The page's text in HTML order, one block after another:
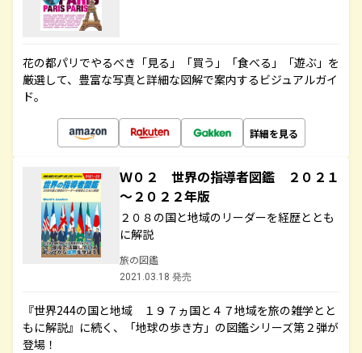
花の都パリでやるべき「見る」「買う」「食べる」「遊ぶ」を
厳選して、豊富な写真と詳細な図解で案内するビジュアルガイ
ド。
詳細を見る
Ｗ０２ 世界の指導者図鑑 ２０２１
～２０２２年版
２０８の国と地域のリーダーを経歴ととも
に解説
旅の図鑑
2021.03.18 発売
『世界244の国と地域 １９７ヵ国と４７地域を旅の雑学とと
もに解説』に続く、「地球の歩き方」の図鑑シリーズ第２弾が
登場！